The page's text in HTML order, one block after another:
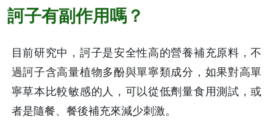
訶子有副作用嗎？
目前研究中，訶子是安全性高的營養補充原料，不
過訶子含高量植物多酚與單寧類成分，如果對高單
寧草本比較敏感的人，可以從低劑量食用測試，或
者是隨餐、餐後補充來減少刺激。